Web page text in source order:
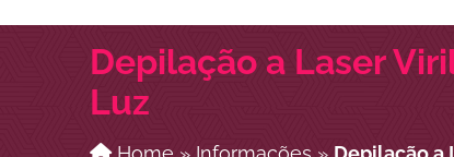
Depilação a Laser
Luz